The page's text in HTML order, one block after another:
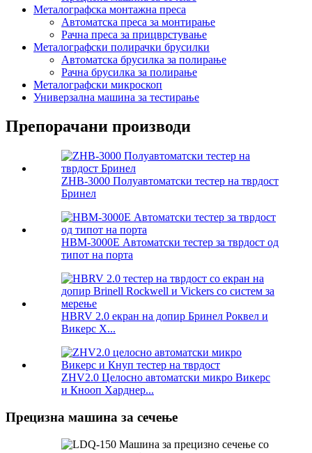
Металографска монтажна преса
Автоматска преса за монтирање
Рачна преса за прицврстување
Металографски полирачки брусилки
Автоматска брусилка за полирање
Рачна брусилка за полирање
Металографски микроскоп
Универзална машина за тестирање
Препорачани производи
ZHB-3000 Полуавтоматски тестер на тврдост
Бринел
HBM-3000E Автоматски тестер за тврдост од
типот на порта
HBRV 2.0 екран на допир Бринел Роквел и
Викерс Х...
ZHV2.0 Целосно автоматски микро Викерс
и Кнооп Харднер...
Прецизна машина за сечење